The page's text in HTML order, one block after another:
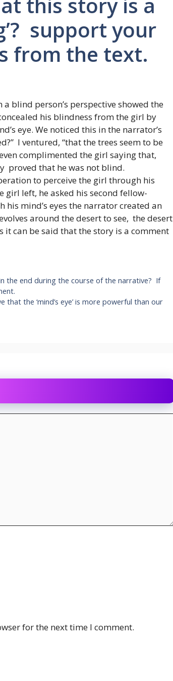
support your
from the text.
a blind person’s perspective showed the
his blindness from the girl by
eye. We noticed this in the narrator’s
I ventured, “that the trees seem to be
complimented the girl saying that,
proved that he was not blind.
to perceive the girl through his
left, he asked his second fellow-
mind’s eyes the narrator created an
around the desert to see, the desert
it can be said that the story is a comment
the end during the course of the narrative? If
the ‘mind’s eye’ is more powerful than our
for the next time I comment.